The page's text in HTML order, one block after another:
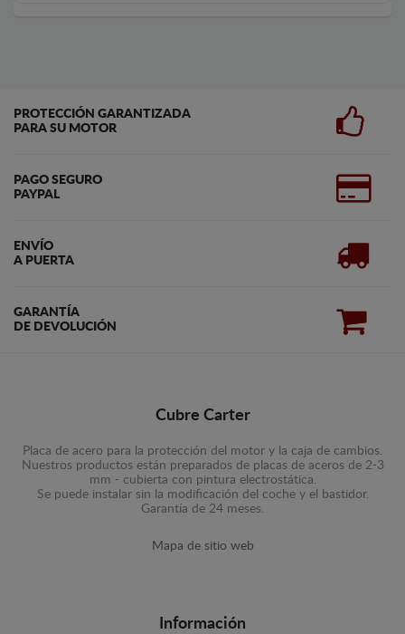
PROTECCIÓN GARANTIZADA
PARA SU MOTOR
PAGO SEGURO
PAYPAL
ENVÍO
A PUERTA
GARANTÍA
DE DEVOLUCIÓN
Cubre Carter
Placa de acero para la protección del motor y la caja de cambios.
Nuestros productos están preparados de placas de aceros de 2-3
mm - cubierta con pintura electrostática.
Se puede instalar sin la modificación del coche y el bastidor.
Garantía de 24 meses.
Mapa de sitio web
Información